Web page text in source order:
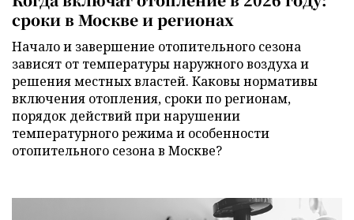
сроки в Москве и регионах
Начало и завершение отопительного сезона
зависят от температуры наружного воздуха и
решения местных властей. Каковы нормативы
включения отопления, сроки по регионам,
порядок действий при нарушении
температурного режима и особенности
отопительного сезона в Москве?